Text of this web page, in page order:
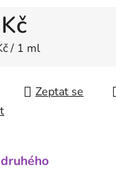
/ 1 ml
Zeptat se